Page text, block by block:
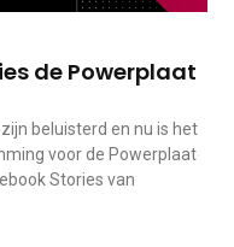
de Powerplaat
beluisterd en nu is het
voor de Powerplaat
Stories van